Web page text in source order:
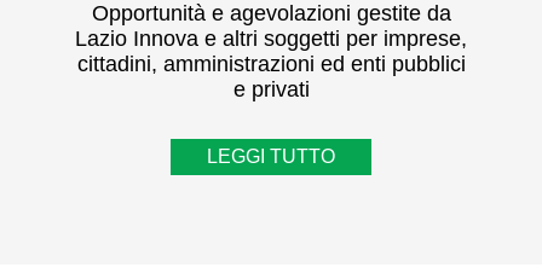
Opportunità e agevolazioni gestite da
Lazio Innova e altri soggetti per imprese,
cittadini, amministrazioni ed enti pubblici
e privati
LEGGI TUTTO